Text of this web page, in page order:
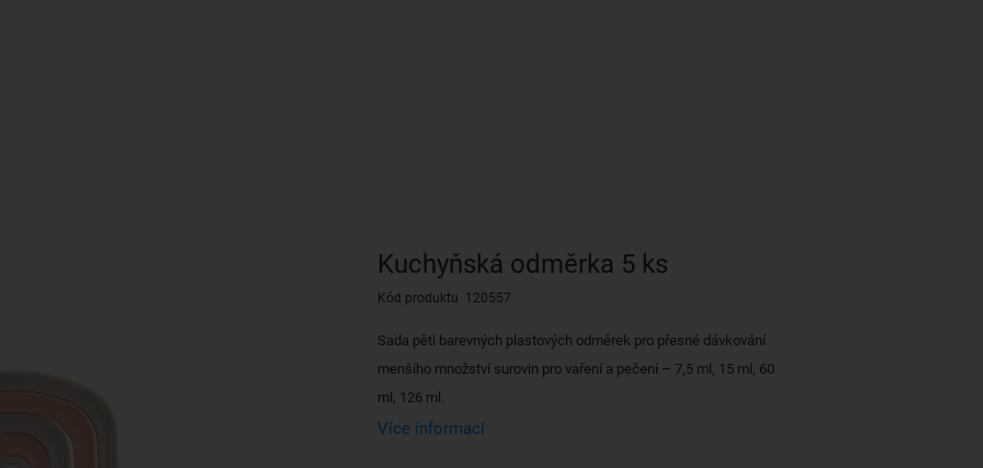
Kuchyňská odměrka 5 ks
Kód produktu 120557
Sada pěti barevných plastových odměrek pro přesné dávkování
menšího množství surovin pro vaření a pečení – 7,5 ml, 15 ml, 60
ml, 126 ml.
Více informací